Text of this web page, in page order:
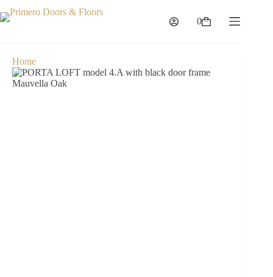
0
Home